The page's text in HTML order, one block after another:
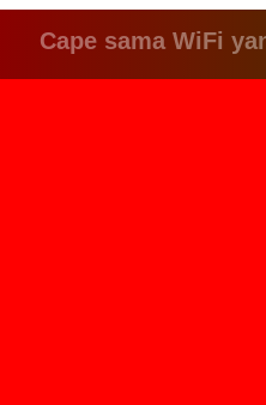
Cape sama WiFi yang